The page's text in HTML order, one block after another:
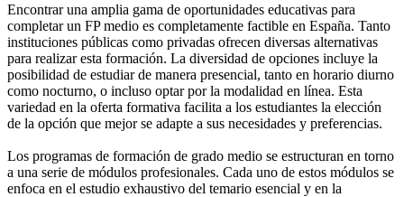
Encontrar una amplia gama de oportunidades educativas para
completar un FP medio es completamente factible en España. Tanto
instituciones públicas como privadas ofrecen diversas alternativas
para realizar esta formación. La diversidad de opciones incluye la
posibilidad de estudiar de manera presencial, tanto en horario diurno
como nocturno, o incluso optar por la modalidad en línea. Esta
variedad en la oferta formativa facilita a los estudiantes la elección
de la opción que mejor se adapte a sus necesidades y preferencias.
Los programas de formación de grado medio se estructuran en torno
a una serie de módulos profesionales. Cada uno de estos módulos se
enfoca en el estudio exhaustivo del temario esencial y en la